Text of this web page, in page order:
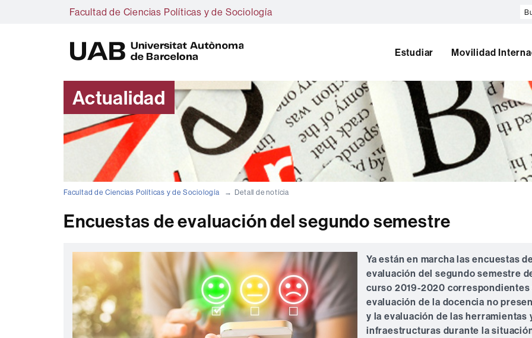
Facultad de Ciencias Políticas y de Sociología
A
Estudiar Movilidad
Actualidad
Facultad de Ciencias Políticas y de Sociología Detall de notícia
Encuestas de evaluación del segundo semestre
Ya están en marcha las encuestas
evaluación del segundo semestre
curso 2019-2020 correspondientes
evaluación de la docencia no
y la evaluación de las herramientas
infraestructuras durante la